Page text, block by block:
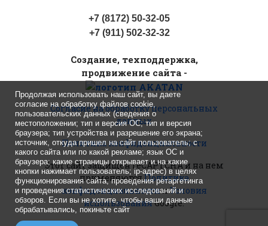
+7 (8172) 50-32-05
+7 (911) 502-32-32
Cоздание, техподдержка,
продвижение сайта -
Согласие на обработку персональных
данных
Политика конфиденциальности
Этот сайт защищен reCAPTCHAи на нем
применяютсяПолитика
конфиденциальностииУсловия
использованияGoogle.
Продолжая использовать наш сайт, вы даете
согласие на обработку файлов cookie,
пользовательских данных (сведения о
местоположении; тип и версия ОС; тип и версия
браузера; тип устройства и разрешение его экрана;
источник, откуда пришел на сайт пользователь; с
какого сайта или по какой рекламе; язык ОС и
браузера; какие страницы открывает и на какие
кнопки нажимает пользователь; ip-адрес) в целях
функционирования сайта, проведения ретаргетинга
и проведения статистических исследований и
обзоров. Если вы не хотите, чтобы ваши данные
обрабатывались, покиньте сайт